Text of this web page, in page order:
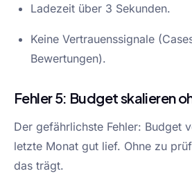
Ladezeit über 3 Sekunden.
Keine Vertrauenssignale
Bewertungen).
Fehler 5: Budget skalieren
Der gefährlichste Fehler: Budget
letzte Monat gut lief. Ohne zu
das trägt.